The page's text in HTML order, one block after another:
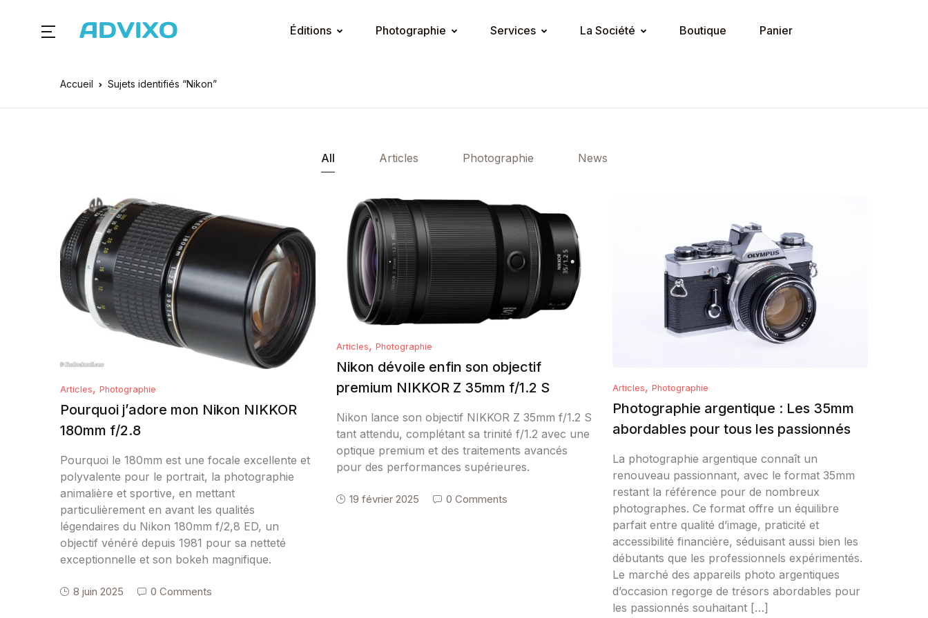
Éditions Photographie Services La Société Boutique Panier
Accueil Sujets identifiés “Nikon”
All Articles Photographie News
Articles, Photographie
Pourquoi j’adore mon Nikon NIKKOR
180mm f/2.8
Pourquoi le 180mm est une focale excellente et
polyvalente pour le portrait, la photographie
animalière et sportive, en mettant
particulièrement en avant les qualités
légendaires du Nikon 180mm f/2,8 ED, un
objectif vénéré depuis 1981 pour sa netteté
exceptionnelle et son bokeh magnifique.
8 juin 2025 0 Comments
Articles, Photographie
Nikon dévoile enfin son objectif
premium NIKKOR Z 35mm f/1.2 S
Nikon lance son objectif NIKKOR Z 35mm f/1.2 S
tant attendu, complétant sa trinité f/1.2 avec une
optique premium et des traitements avancés
pour des performances supérieures.
19 février 2025 0 Comments
Articles, Photographie
Photographie argentique : Les 35mm
abordables pour tous les passionnés
La photographie argentique connaît un
renouveau passionnant, avec le format 35mm
restant la référence pour de nombreux
photographes. Ce format offre un équilibre
parfait entre qualité d’image, praticité et
accessibilité financière, séduisant aussi bien les
débutants que les professionnels expérimentés.
Le marché des appareils photo argentiques
d’occasion regorge de trésors abordables pour
les passionnés souhaitant […]